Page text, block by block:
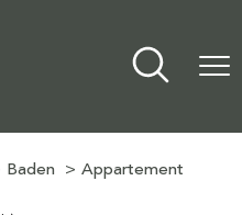
Baden Appartement